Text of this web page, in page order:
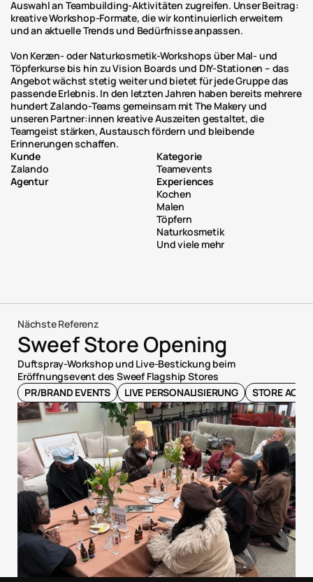
Auswahl an Teambuilding-Aktivitäten zugreifen. Unser Beitrag:
kreative Workshop-Formate, die wir kontinuierlich erweitern
und an aktuelle Trends und Bedürfnisse anpassen.
Von Kerzen- oder Naturkosmetik-Workshops über Mal- und
Töpferkurse bis hin zu Vision Boards und DIY-Stationen – das
Angebot wächst stetig weiter und bietet für jede Gruppe das
passende Erlebnis. In den letzten Jahren haben bereits mehrere
hundert Zalando-Teams gemeinsam mit The Makery und
unseren Partner:innen kreative Auszeiten gestaltet, die
Teamgeist stärken, Austausch fördern und bleibende
Erinnerungen schaffen.
Kunde
Zalando
Kategorie
Teamevents
Agentur
Experiences
Kochen
Malen
Töpfern
Naturkosmetik
Und viele mehr
Nächste Referenz
Sweef Store Opening
Duftspray-Workshop und Live-Bestickung beim
Eröffnungsevent des Sweef Flagship Stores
PR/BRAND EVENTS
LIVE PERSONALISIERUNG STORE